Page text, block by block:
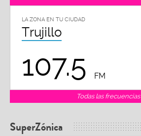
LA ZONA EN TU CIUDAD
Trujillo
107.5 FM
Todas las frecuencias
SuperZónica